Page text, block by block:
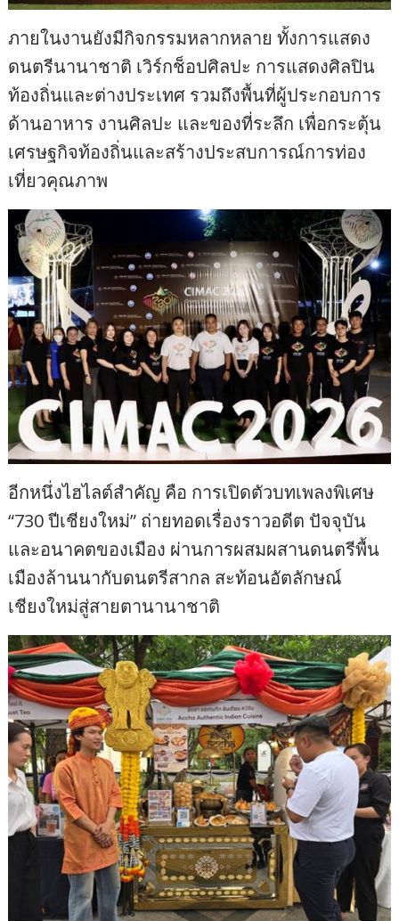
ภายในงานยังมีกิจกรรมหลากหลาย ทั้งการแสดง
ดนตรีนานาชาติ เวิร์กช็อปศิลปะ การแสดงศิลปิน
ท้องถิ่นและต่างประเทศ รวมถึงพื้นที่ผู้ประกอบการ
ด้านอาหาร งานศิลปะ และของที่ระลึก เพื่อกระตุ้น
เศรษฐกิจท้องถิ่นและสร้างประสบการณ์การท่อง
เที่ยวคุณภาพ
อีกหนึ่งไฮไลต์สำคัญ คือ การเปิดตัวบทเพลงพิเศษ
“730 ปีเชียงใหม่” ถ่ายทอดเรื่องราวอดีต ปัจจุบัน
และอนาคตของเมือง ผ่านการผสมผสานดนตรีพื้น
เมืองล้านนากับดนตรีสากล สะท้อนอัตลักษณ์
เชียงใหม่สู่สายตานานาชาติ